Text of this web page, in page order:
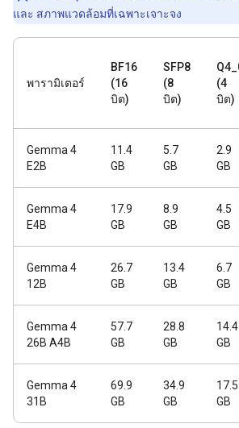
และ สภาพแวดล้อมที่เฉพาะเจาะจง
พารามิเตอร์
BF16
(16
บิต)
SFP8
(8
บิต)
(4
บิต)
Gemma 4
E2B
11.4
GB
5.7
GB
2.9
GB
Gemma 4
E4B
17.9
GB
8.9
GB
4.5
GB
Gemma 4
12B
26.7
GB
13.4
GB
6.7
GB
Gemma 4
26B A4B
57.7
GB
28.8
GB
14.4
GB
Gemma 4
31B
69.9
GB
34.9
GB
17.5
GB